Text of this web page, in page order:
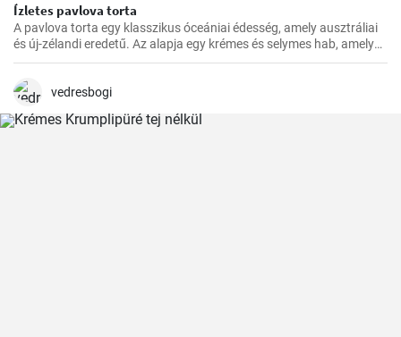
Ízletes pavlova torta
A pavlova torta egy klasszikus óceániai édesség, amely ausztráliai
és új-zélandi eredetű. Az alapja egy krémes és selymes hab, amelyet
a tetején friss gyümölcsökkel, például egyszerűen málnával vagy
vedresbogi